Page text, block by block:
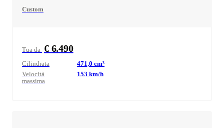
Custom
Tua da € 6.490
Cilindrata 471,0 cm³
Velocità
massima
153 km/h